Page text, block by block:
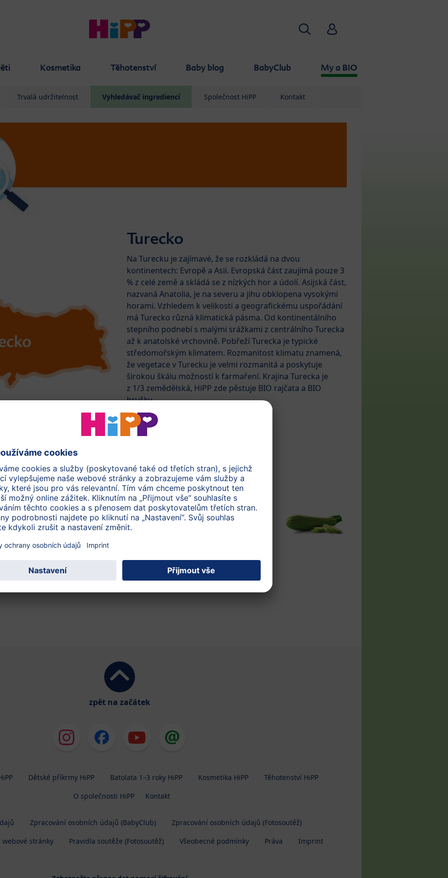
Kosmetika Těhotenství Baby blog BabyClub My a BIO
VyhledáváníHiPP Babyclub
Trvalá udržitelnost Vyhledávač ingrediencí Společnost HiPP Kontakt
Turecko
Na Turecku je zajímavé, že se rozkládá na dvou
kontinentech: Evropě a Asii. Evropská část zaujímá pouze 3
% z celé země a skládá se z nízkých hor a údolí. Asijská část,
nazvaná Anatolia, je na severu a jihu obklopena vysokými
horami. Vzhledem k velikosti a geografickému uspořádání
má Turecko různá klimatická pásma. Od kontinentálního
stepního podnebí s malými srážkami z centrálního Turecka
až k anatolské vrchovině. Pobřeží Turecka je typické
středomořským klimatem. Rozmanitost klimatu znamená,
že vegetace v Turecku je velmi rozmanitá a poskytuje
širokou škálu možností k farmaření. Krajina Turecka je
z 1/3 zemědělská, HiPP zde pěstuje BIO rajčata a BIO
hrušky.
zpět na začátek
Dětské příkrmy HiPP Batolata 1–3 roky HiPP Kosmetika HiPP
Těhotenství HiPP
O společnosti HiPP
Kontakt
Zpracování osobních údajů (BabyClub)
Zpracování osobních údajů (Fotosoutěž)
stránky
Pravidla soutěže (Fotosoutěž) Všeobecné podmínky Práva Imprint